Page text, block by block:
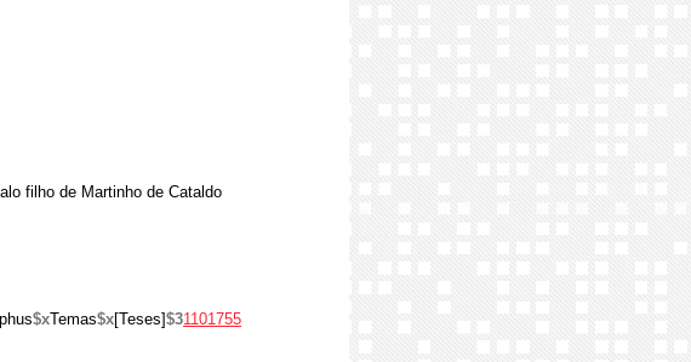
filho de Martinho de Cataldo
$xTemas$x[Teses]$31101755